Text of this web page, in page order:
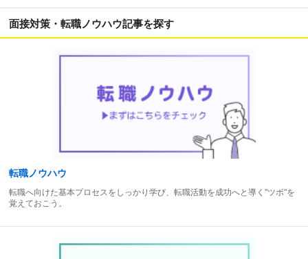
面接対策・転職ノウハウ記事を探す
転職ノウハウ
転職へ向けた基本プロセスをしっかり学び、転職活動を成功へと導く"ツボ"を
覚えておこう。